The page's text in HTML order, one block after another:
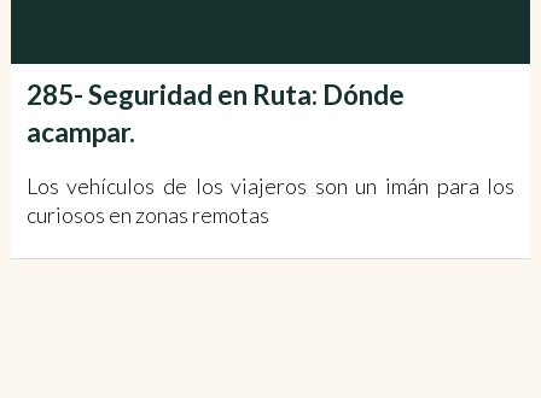
285- Seguridad en Ruta: Dónde
acampar.
Los vehículos de los viajeros son un imán para los
curiosos en zonas remotas